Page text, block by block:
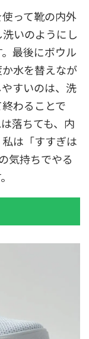
って靴の内外
いのようにし
最後にボウル
水を替えなが
すいのは、洗
わることで
落ちても、内
は「すすぎは
気持ちでやる